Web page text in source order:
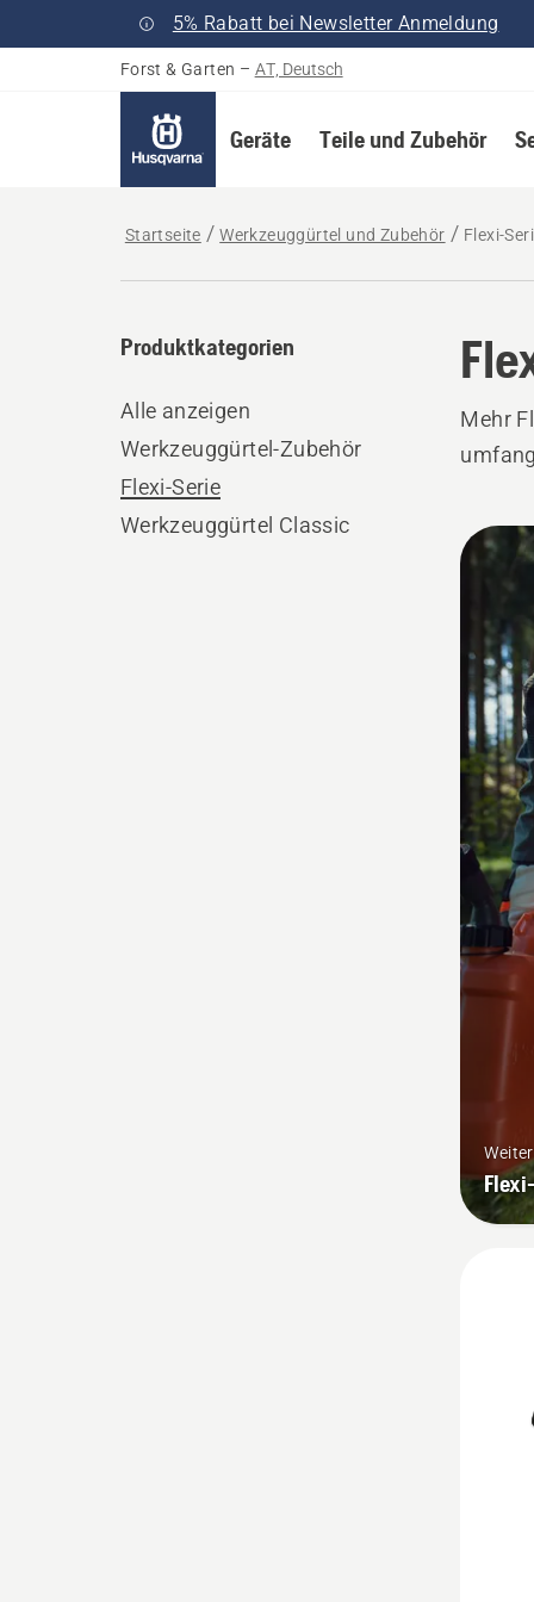
5% Rabatt bei Newsletter Anmeldung
Forst & Garten – AT, Deutsch
Geräte Teile und Zubehör
Startseite Werkzeuggürtel und Zubehör Flexi-
Produktkategorien
Alle anzeigen
Werkzeuggürtel-Zubehör
Flexi-Serie
Werkzeuggürtel Classic
Mehr
Alle